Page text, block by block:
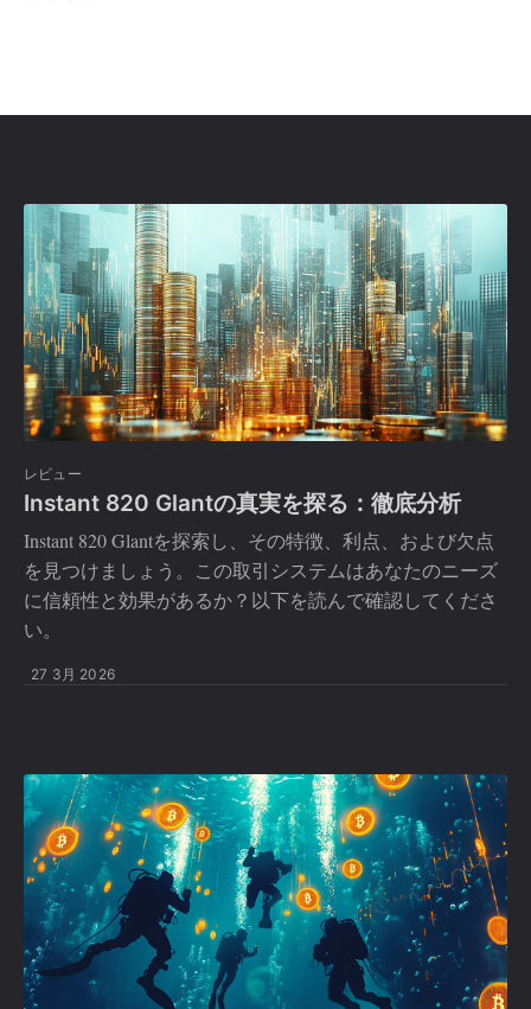
レビュー
Instant 820 Glantの真実を探る：徹底分析
Instant 820 Glantを探索し、その特徴、利点、および欠点
を見つけましょう。この取引システムはあなたのニーズ
に信頼性と効果があるか？以下を読んで確認してくださ
い。
27 3月 2026